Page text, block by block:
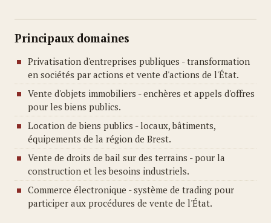
Principaux domaines
Privatisation d'entreprises publiques - transformation
en sociétés par actions et vente d'actions de l'État.
Vente d'objets immobiliers - enchères et appels d'offres
pour les biens publics.
Location de biens publics - locaux, bâtiments,
équipements de la région de Brest.
Vente de droits de bail sur des terrains - pour la
construction et les besoins industriels.
Commerce électronique - système de trading pour
participer aux procédures de vente de l'État.